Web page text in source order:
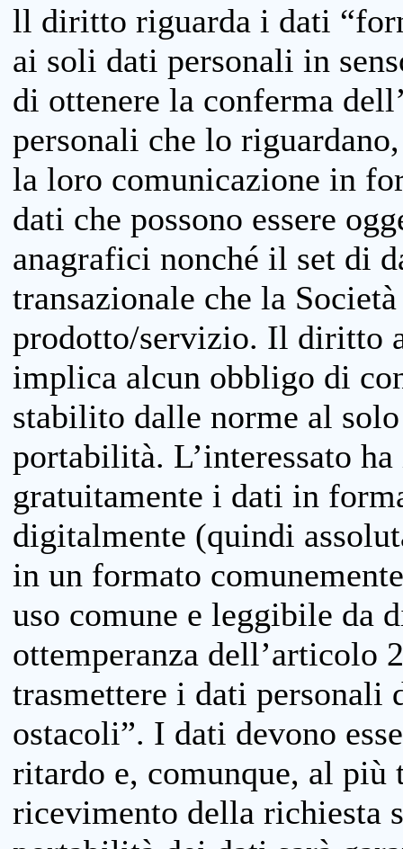
ll diritto riguarda i dati
ai soli dati personali in
di ottenere la conferma
personali che lo
la loro comunicazione in
dati che possono essere
anagrafici nonché il set di
transazionale che la
prodotto/servizio. Il diritto
implica alcun obbligo di
stabilito dalle norme al
portabilità. L’interessato
gratuitamente i dati in
digitalmente (quindi
in un formato
uso comune e leggibile da
ottemperanza dell’articolo
trasmettere i dati personali
ostacoli”. I dati devono
ritardo e, comunque, al più
ricevimento della richiesta